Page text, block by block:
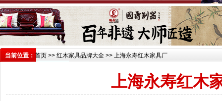
当前位置： 首页 >> 红木家具品牌大全 >> 上海永寿红木家具厂
上海永寿红木